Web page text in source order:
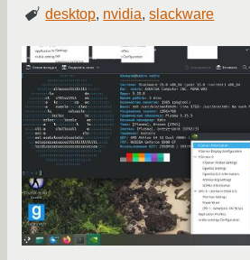
desktop, nvidia,slackware